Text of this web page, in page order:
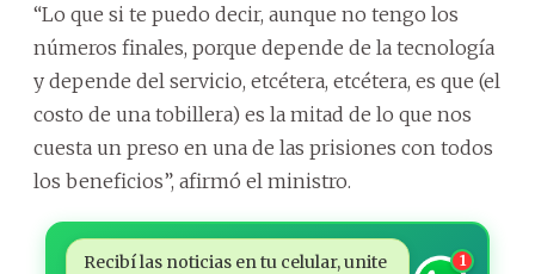
“Lo que si te puedo decir, aunque no tengo los
números finales, porque depende de la tecnología
y depende del servicio, etcétera, etcétera, es que (el
costo de una tobillera) es la mitad de lo que nos
cuesta un preso en una de las prisiones con todos
los beneficios”, afirmó el ministro.
Recibí las noticias en tu celular, unite
1